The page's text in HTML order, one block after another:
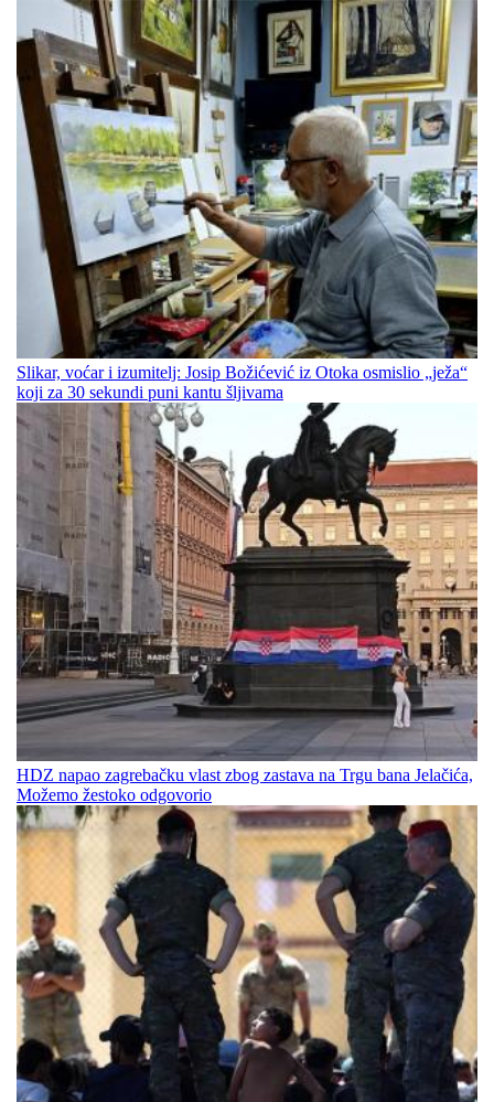
Slikar, voćar i izumitelj: Josip Božićević iz Otoka osmislio „ježa“
koji za 30 sekundi puni kantu šljivama
HDZ napao zagrebačku vlast zbog zastava na Trgu bana Jelačića,
Možemo žestoko odgovorio